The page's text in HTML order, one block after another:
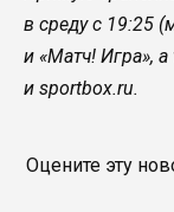
в среду с 19:25
и «Матч! Игра»,
и sportbox.ru.
Оцените эту